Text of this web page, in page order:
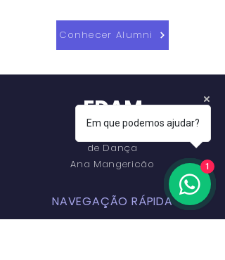
Conhecer Alumni
EDAM
Conservatório
de Dança
Ana Mangericão
NAVEGAÇÃO RÁPIDA
Em que podemos ajudar?
1